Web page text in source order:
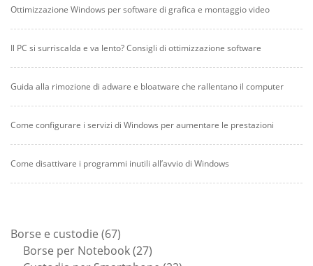
Ottimizzazione Windows per software di grafica e montaggio video
Il PC si surriscalda e va lento? Consigli di ottimizzazione software
Guida alla rimozione di adware e bloatware che rallentano il computer
Come configurare i servizi di Windows per aumentare le prestazioni
Come disattivare i programmi inutili all’avvio di Windows
Borse e custodie 6767
prodotti
Borse per Notebook 2727